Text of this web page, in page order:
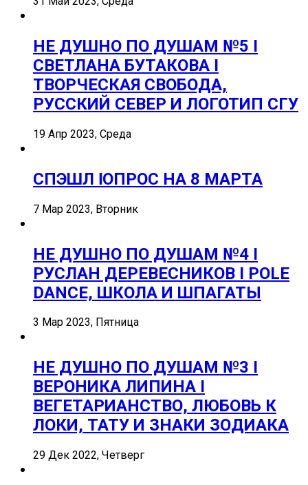
НЕ ДУШНО ПО ДУШАМ №5 I
СВЕТЛАНА БУТАКОВА I
ТВОРЧЕСКАЯ СВОБОДА,
РУССКИЙ СЕВЕР И ЛОГОТИП СГУ
19 Апр 2023, Среда
СПЭШЛ ӏ ОПРОС НА 8 МАРТА
7 Мар 2023, Вторник
НЕ ДУШНО ПО ДУШАМ №4 I
РУСЛАН ДЕРЕВЕСНИКОВ I POLE
DANCE, ШКОЛА И ШПАГАТЫ
3 Мар 2023, Пятница
НЕ ДУШНО ПО ДУШАМ №3 I
ВЕРОНИКА ЛИПИНА I
ВЕГЕТАРИАНСТВО, ЛЮБОВЬ К
ЛОКИ, ТАТУ И ЗНАКИ ЗОДИАКА
29 Дек 2022, Четверг